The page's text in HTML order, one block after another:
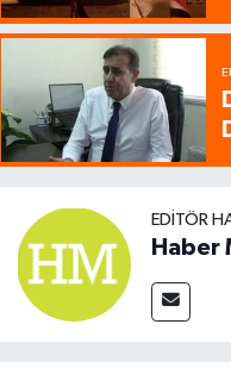
EDITÖR
Haber